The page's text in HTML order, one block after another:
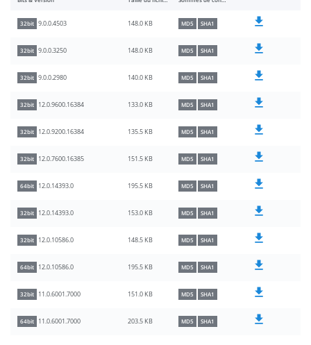
32bit 9.0.0.4503 148.0 KB MD5 SHA1
32bit 9.0.0.3250 148.0 KB MD5 SHA1
32bit 9.0.0.2980 140.0 KB MD5 SHA1
32bit 12.0.9600.16384 133.0 KB MD5 SHA1
32bit 12.0.9200.16384 135.5 KB MD5 SHA1
32bit 12.0.7600.16385 151.5 KB MD5 SHA1
64bit 12.0.14393.0 195.5 KB MD5 SHA1
32bit 12.0.14393.0 153.0 KB MD5 SHA1
32bit 12.0.10586.0 148.5 KB MD5 SHA1
64bit 12.0.10586.0 195.5 KB MD5 SHA1
32bit 11.0.6001.7000 151.0 KB MD5 SHA1
64bit 11.0.6001.7000 203.5 KB MD5 SHA1